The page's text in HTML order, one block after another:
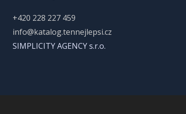
+420 228 227 459
info@katalog.tennejlepsi.cz
SIMPLICITY AGENCY s.r.o.